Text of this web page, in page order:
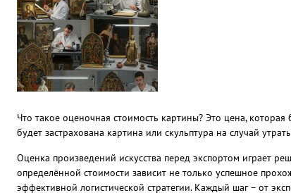
Что такое оценочная стоимость картины? Это цена,
будет застрахована картина или скульптура на случай
Оценка произведений искусства перед экспортом играет
определённой стоимости зависит не только успешное
эффективной логистической стратегии. Каждый шаг – от